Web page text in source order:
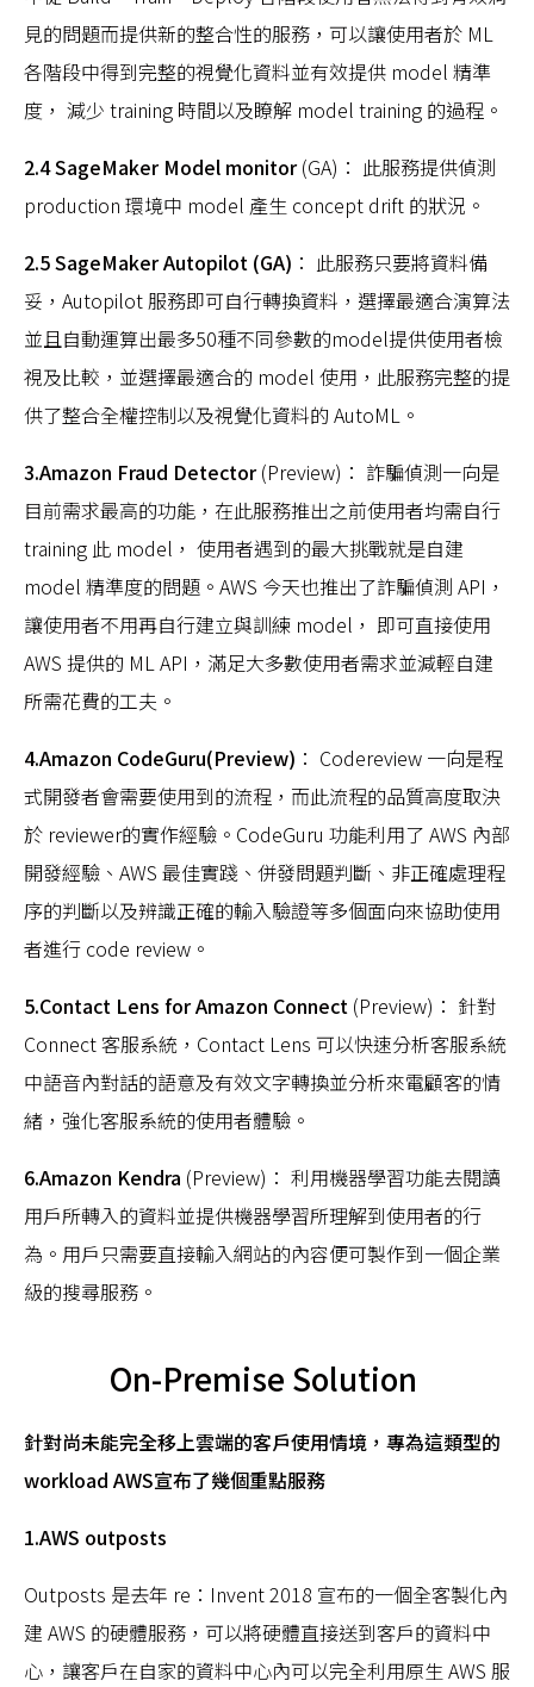
見的問題而提供新的整合性的服務，可以讓使用者於 ML
各階段中得到完整的視覺化資料並有效提供 model 精準
度， 減少 training 時間以及瞭解 model training 的過程。
2.4 SageMaker Model monitor(GA)： 此服務提供偵測
production 環境中 model 產生 concept drift 的狀況。
2.5 SageMaker Autopilot (GA) ： 此服務只要將資料備
妥，Autopilot 服務即可自行轉換資料，選擇最適合演算法
並且自動運算出最多50種不同參數的model提供使用者檢
視及比較，並選擇最適合的 model 使用，此服務完整的提
供了整合全權控制以及視覺化資料的 AutoML。
3.Amazon Fraud Detector(Preview)： 詐騙偵測一向是
目前需求最高的功能，在此服務推出之前使用者均需自行
training 此 model， 使用者遇到的最大挑戰就是自建
model 精準度的問題。AWS 今天也推出了詐騙偵測 API，
讓使用者不用再自行建立與訓練 model， 即可直接使用
AWS 提供的 ML API，滿足大多數使用者需求並減輕自建
所需花費的工夫。
4.Amazon CodeGuru(Preview) ： Codereview 一向是程
式開發者會需要使用到的流程，而此流程的品質高度取決
於 reviewer的實作經驗。CodeGuru 功能利用了 AWS 內部
開發經驗、AWS 最佳實踐、併發問題判斷、非正確處理程
序的判斷以及辨識正確的輸入驗證等多個面向來協助使用
者進行 code review。
5.Contact Lens for Amazon Connect (Preview)： 針對
Connect 客服系統，Contact Lens 可以快速分析客服系統
中語音內對話的語意及有效文字轉換並分析來電顧客的情
緒，強化客服系統的使用者體驗。
6.Amazon Kendra (Preview)： 利用機器學習功能去閱讀
用戶所轉入的資料並提供機器學習所理解到使用者的行
為。用戶只需要直接輸入網站的內容便可製作到一個企業
級的搜尋服務。
On-Premise Solution
針對尚未能完全移上雲端的客戶使用情境，專為這類型的
workload AWS宣布了幾個重點服務
1.AWS outposts
Outposts 是去年 re：Invent 2018 宣布的一個全客製化內
建 AWS 的硬體服務，可以將硬體直接送到客戶的資料中
心，讓客戶在自家的資料中心內可以完全利用原生 AWS 服